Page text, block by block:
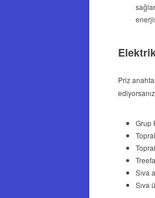
Priz
Grup
Sıva
Sıva